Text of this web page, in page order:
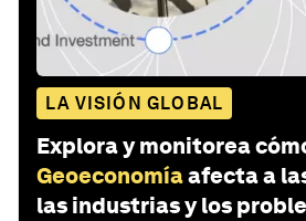
LA VISIÓN GLOBAL
Explora y monitorea
Geoeconomíaafecta a
las industrias y los